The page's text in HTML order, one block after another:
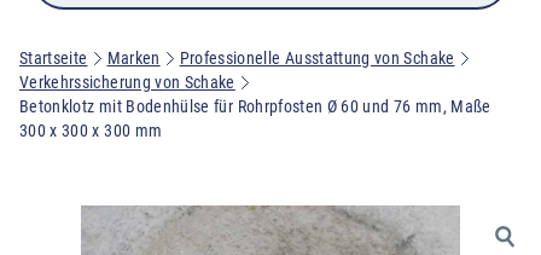
Startseite Marken
Professionelle Ausstattung von Schake
Verkehrssicherung von Schake
Betonklotz mit Bodenhülse für Rohrpfosten Ø 60 und 76 mm, Maße
300 x 300 x 300 mm